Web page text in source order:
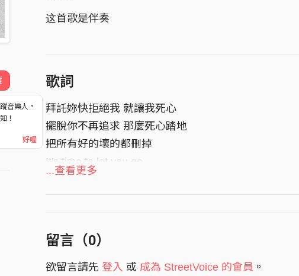
音樂人，
！
好喔
这首歌是伴奏
歌詞
拜託妳快拒絕我 就讓我死心
擺脫你不再追求 那麼死心踏地
把所有好的壞的都刪掉
It's time to let you go
拜託妳快拒絕我 就讓我死心
藏著對妳的愛慕
我說不出來
...查看更多
留言（0）
欲留言請先 登入 或 成為 StreetVoice 的會員 。